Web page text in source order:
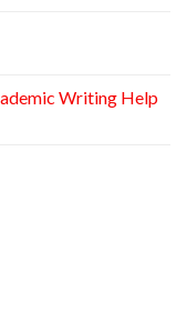
Writing Help